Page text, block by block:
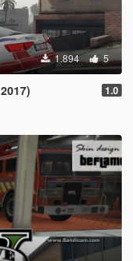
1.894 5
1.0